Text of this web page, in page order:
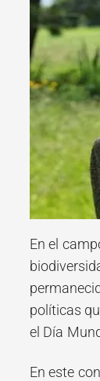
En el
políticas
el Día
En este